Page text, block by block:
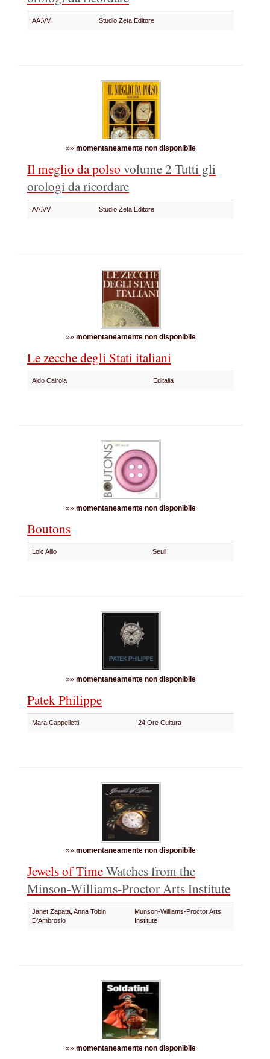
AA.VV. Studio Zeta Editore
»» momentaneamente non disponibile
Il meglio da polso volume 2 Tutti gli
orologi da ricordare
AA.VV. Studio Zeta Editore
»» momentaneamente non disponibile
Le zecche degli Stati italiani
Aldo Cairola Editalia
»» momentaneamente non disponibile
Boutons
Loic Allio Seuil
»» momentaneamente non disponibile
Patek Philippe
Mara Cappelletti 24 Ore Cultura
»» momentaneamente non disponibile
Jewels of TimeWatches from the
Minson-Williams-Proctor Arts Institute
Janet Zapata, Anna Tobin
D'Ambrosio
Munson-Williams-Proctor Arts
Institute
»» momentaneamente non disponibile